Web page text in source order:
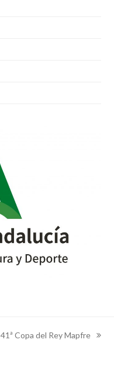
next
41ª Copa del Rey Mapfre